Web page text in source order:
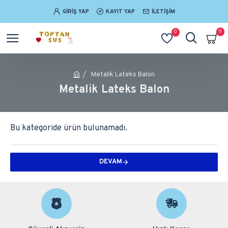
GIRIŞ YAP KAYIT YAP İLETIŞIM
0 0
Metalik Lateks Balon
Metalik Lateks Balon
Bu kategoride ürün bulunamadı.
DEVAM